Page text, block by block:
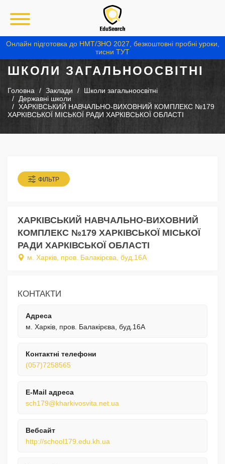
Онлайн підготовка до НМТ/ЗНО 2027, безкоштовні пробні уроки,
тисни ТУТ
ШКОЛИ ЗАГАЛЬНООСВІТНІ
Головна Заклади
Школи загальноосвітні
Державні школи
ХАРКІВСЬКИЙ НАВЧАЛЬНО-ВИХОВНИЙ КОМПЛЕКС №179
ХАРКІВСЬКОЇ МІСЬКОЇ РАДИ ХАРКІВСЬКОЇ ОБЛАСТІ
ФІЛЬТР
ХАРКІВСЬКИЙ НАВЧАЛЬНО-ВИХОВНИЙ
КОМПЛЕКС №179 ХАРКІВСЬКОЇ МІСЬКОЇ
РАДИ ХАРКІВСЬКОЇ ОБЛАСТІ
м. Харків, пров. Балакірєва, буд.16А
КОНТАКТИ
Адреса
м. Харків, пров. Балакірєва, буд.16А
Контактні телефони
(057)7258565
E-Mail адреса
sch179@kharkivosvita.net.ua
Вебсайт
http://school179.edu.kh.ua